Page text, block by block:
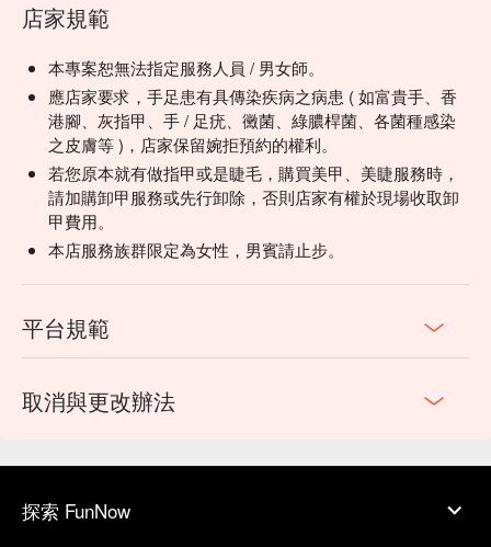
店家規範
本專案恕無法指定服務人員 / 男女師。
應店家要求，手足患有具傳染疾病之病患 ( 如富貴手、香
港腳、灰指甲、手 / 足疣、黴菌、綠膿桿菌、各菌種感染
之皮膚等 )，店家保留婉拒預約的權利。
若您原本就有做指甲或是睫毛，購買美甲、美睫服務時，
請加購卸甲服務或先行卸除，否則店家有權於現場收取卸
甲費用。
本店服務族群限定為女性，男賓請止步。
平台規範
取消與更改辦法
探索 FunNow